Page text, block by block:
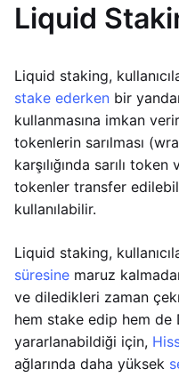
Liquid
Liquid staking,
stake ederken bir
kullanmasına imkan
tokenlerin sarılması
karşılığında sarılı
tokenler transfer
kullanılabilir.
Liquid staking,
süresine maruz
ve diledikleri zaman
hem stake edip hem de
yararlanabildiği için,
ağlarında daha yüksek